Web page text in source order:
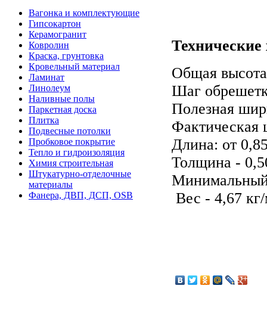
Вагонка и комплектующие
Гипсокартон
Керамогранит
Ковролин
Краска, грунтовка
Кровельный материал
Ламинат
Линолеум
Наливные полы
Паркетная доска
Плитка
Подвесные потолки
Пробковое покрытие
Тепло и гидроизоляция
Химия строительная
Штукатурно-отделочные
материалы
Фанера, ДВП, ДСП, OSB
Общая
Шаг
Полезная
Фактическая
Длина: от
Толщина -
Вес - 4,67